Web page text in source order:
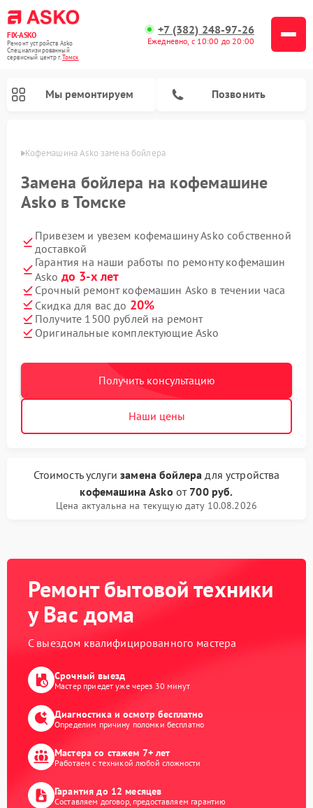
FIX-ASKO
Ремонт устройств Asko
Специализированный
cервисный центр г.Томск
+7 (382) 248-97-26
Ежедневно, с 10:00 до 20:00
Мы ремонтируем Позвонить
Кофемашина Asko замена бойлера
Замена бойлера на кофемашине
Asko в Томске
Привезем и увезем кофемашину Asko собственной
доставкой
Гарантия на наши работы по ремонту кофемашин
Asko до 3-х лет
Срочный ремонт кофемашин Asko в течении часа
Скидка для вас до 20%
Получите 1500 рублей на ремонт
Оригинальные комплектующие Asko
Получить консультацию
Наши цены
Стоимость услугизамена бойлера для устройства
кофемашина Asko от 700 руб.
Цена актуальна на текущую дату 10.08.2026
Ремонт бытовой техники
у Вас дома
С выездом квалифицированного мастера
Срочный выезд
Мастер приедет уже через 30 минут
Диагностика и осмотр бесплатно
Определим причину поломки бесплатно
Мастера со стажем 7+ лет
Работаем с техникой любой сложности
Гарантия до 12 месяцев
Составляем договор, предоставляем гарантию